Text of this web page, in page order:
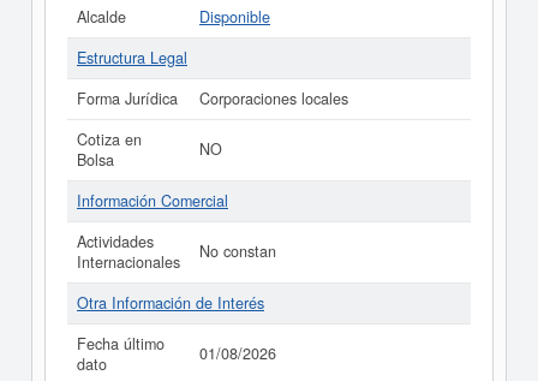
Alcalde
Disponible
Estructura Legal
Forma Jurídica
Corporaciones locales
Cotiza en
Bolsa
NO
Información Comercial
Actividades
Internacionales
No constan
Otra Información de Interés
Fecha último
dato
01/08/2026